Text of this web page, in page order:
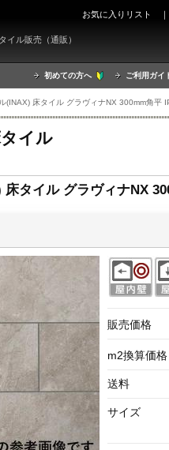
イル販売（通販）
初めての方へ ご利用ガイ
お気に入りリスト
(INAX) 床タイル グラヴィナNX 300mm角平
イル
床タイル グラヴィナNX
販売価格
m2換算価格
送料
サイズ